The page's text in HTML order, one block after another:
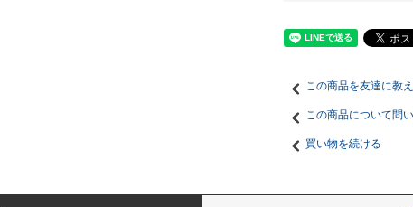
この商品を友達に教
この商品について問
買い物を続ける